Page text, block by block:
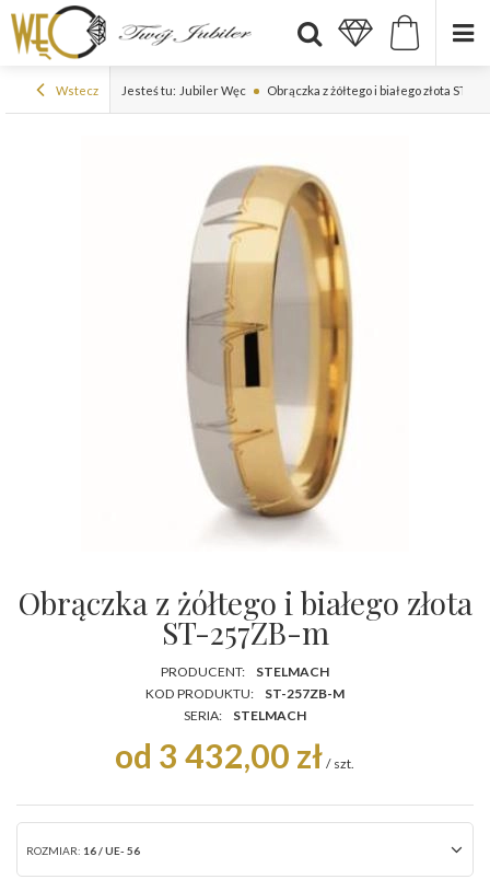
Wstecz Jesteś tu: Jubiler Węc Obrączka z żółtego i białego złota ST-
Obrączka z żółtego i białego złota
ST-257ZB-m
PRODUCENT:
STELMACH
KOD PRODUKTU:
ST-257ZB-M
SERIA:
STELMACH
od 3 432,00 zł / szt.
ROZMIAR: 16 / UE- 56